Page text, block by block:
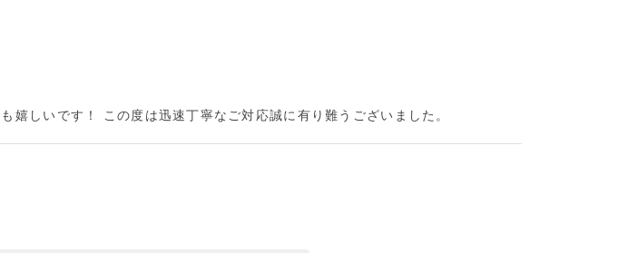
しいです！ この度は迅速丁寧なご対応誠に有り難うございました。